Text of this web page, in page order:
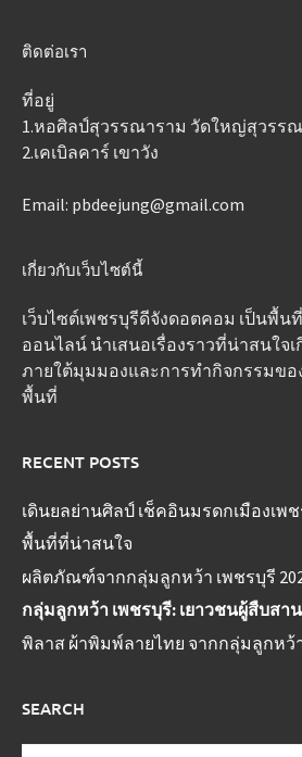
ติดต่อเรา
ที่อยู่
1.หอศิลป์สุวรรณาราม วัดใหญ่สุวรร
2.เคเบิลคาร์ เขาวัง
Email: pbdeejung@gmail.com
เกี่ยวกับเว็บไซต์นี้
เว็บไซต์เพชรบุรีดีจังดอตคอม เป็นพื้น
ออนไลน์ นำเสนอเรื่องราวที่น่าสนใจ
ภายใต้มุมมองและการทำกิจกรรมขอ
พื้นที่
RECENT POSTS
เดินยลย่านศิลป์ เช็คอินมรดกเมืองเพ
พื้นที่ที่น่าสนใจ
ผลิตภัณฑ์จากกลุ่มลูกหว้า เพชรบุรี
กลุ่มลูกหว้า เพชรบุรี: เยาวชนผู้สืบส
พิลาส ผ้าพิมพ์ลายไทย จากกลุ่มลูกหว้
SEARCH